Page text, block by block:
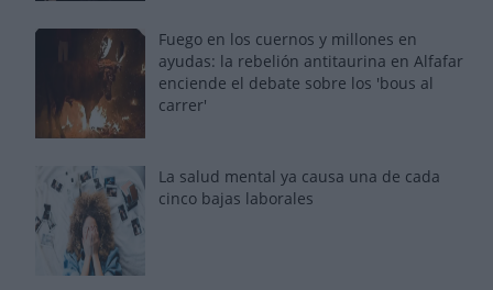
Fuego en los cuernos y millones en
ayudas: la rebelión antitaurina en Alfafar
enciende el debate sobre los 'bous al
carrer'
La salud mental ya causa una de cada
cinco bajas laborales